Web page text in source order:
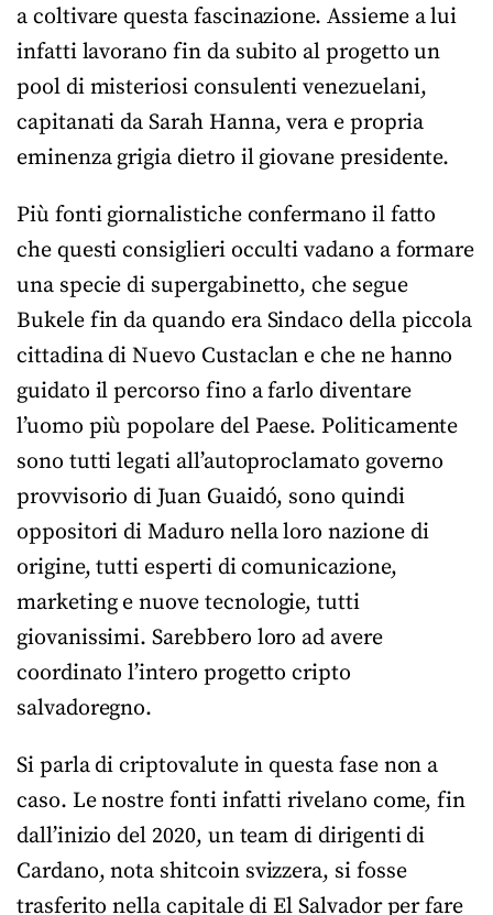
a coltivare questa fascinazione. Assieme a lui
infatti lavorano fin da subito al progetto un
pool di misteriosi consulenti venezuelani,
capitanati da Sarah Hanna, vera e propria
eminenza grigia dietro il giovane presidente.
Più fonti giornalistiche confermano il fatto
che questi consiglieri occulti vadano a formare
una specie di supergabinetto, che segue
Bukele fin da quando era Sindaco della piccola
cittadina di Nuevo Custaclan e che ne hanno
guidato il percorso fino a farlo diventare
l’uomo più popolare del Paese. Politicamente
sono tutti legati all’autoproclamato governo
provvisorio di Juan Guaidó, sono quindi
oppositori di Maduro nella loro nazione di
origine, tutti esperti di comunicazione,
marketing e nuove tecnologie, tutti
giovanissimi. Sarebbero loro ad avere
coordinato l’intero progetto cripto
salvadoregno.
Si parla di criptovalute in questa fase non a
caso. Le nostre fonti infatti rivelano come, fin
dall’inizio del 2020, un team di dirigenti di
Cardano, nota shitcoin svizzera, si fosse
trasferito nella capitale di El Salvador per fare